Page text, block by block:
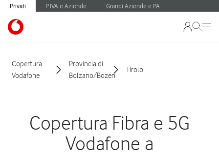
Privati P.IVA e Aziende Grandi Aziende e PA
Copertura
Vodafone
Provincia di
Bolzano/Bozen
Tirolo
Copertura Fibra e 5G
Vodafone a